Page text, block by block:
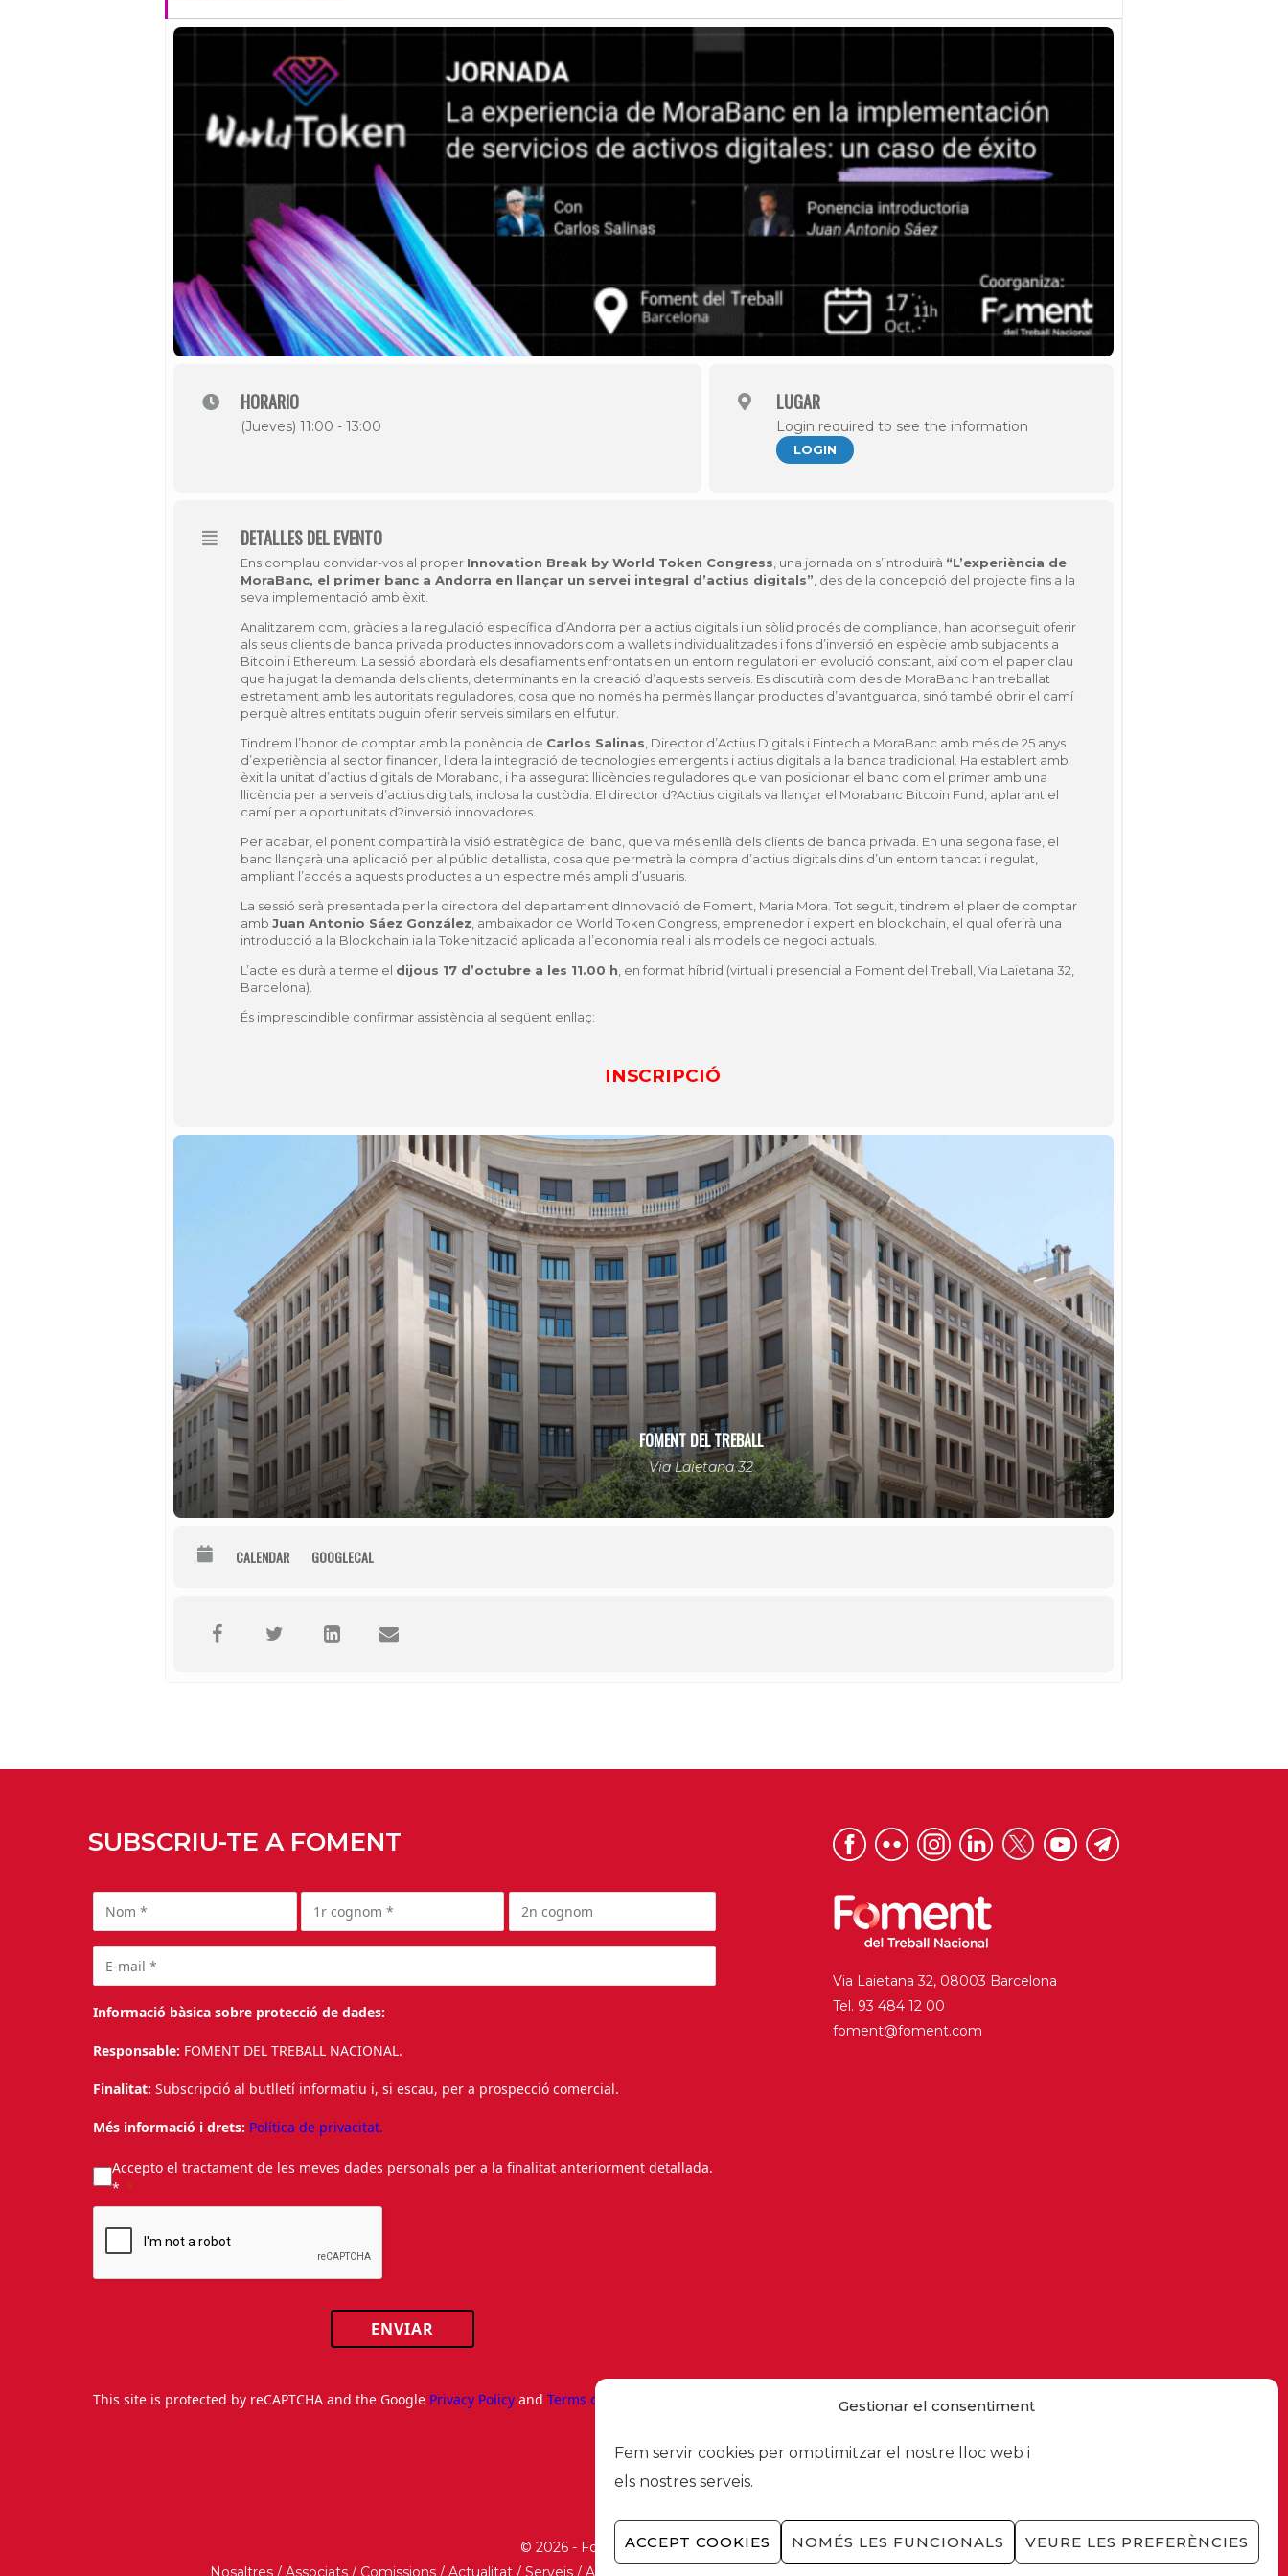
Gestionar el consentiment
Fem servir cookies per omptimitzar el nostre lloc web i
els nostres serveis.
ACCEPT COOKIES NOMÉS LES FUNCIONALS VEURE LES PREFERÈNCIES
Història
Galeria de Presidents
Biblioteca Arxiu
Seu Social
HORARIO
(Jueves) 11:00 - 13:00
LUGAR
Login required to see the information
LOGIN
DETALLES DEL EVENTO
Ens complau convidar-vos al proper Innovation Break by World Token Congress , una jornada on s’introduirà “L’experiència de
MoraBanc, el primer banc a Andorra en llançar un servei integral d’actius digitals” , des de la concepció del projecte fins a la
seva implementació amb èxit.
Analitzarem com, gràcies a la regulació específica d’Andorra per a actius digitals i un sòlid procés de compliance, han aconseguit oferir
als seus clients de banca privada productes innovadors com a wallets individualitzades i fons d’inversió en espècie amb subjacents a
Bitcoin i Ethereum. La sessió abordarà els desafiaments enfrontats en un entorn regulatori en evolució constant, així com el paper clau
que ha jugat la demanda dels clients, determinants en la creació d’aquests serveis. Es discutirà com des de MoraBanc han treballat
estretament amb les autoritats reguladores, cosa que no només ha permès llançar productes d’avantguarda, sinó també obrir el camí
perquè altres entitats puguin oferir serveis similars en el futur.
Tindrem l’honor de comptar amb la ponència de Carlos Salinas , Director d’Actius Digitals i Fintech a MoraBanc amb més de 25 anys
d’experiència al sector financer, lidera la integració de tecnologies emergents i actius digitals a la banca tradicional. Ha establert amb
èxit la unitat d’actius digitals de Morabanc, i ha assegurat llicències reguladores que van posicionar el banc com el primer amb una
llicència per a serveis d’actius digitals, inclosa la custòdia. El director d?Actius digitals va llançar el Morabanc Bitcoin Fund, aplanant el
camí per a oportunitats d?inversió innovadores.
Per acabar, el ponent compartirà la visió estratègica del banc, que va més enllà dels clients de banca privada. En una segona fase, el
banc llançarà una aplicació per al públic detallista, cosa que permetrà la compra d’actius digitals dins d’un entorn tancat i regulat,
ampliant l’accés a aquests productes a un espectre més ampli d’usuaris.
La sessió serà presentada per la directora del departament dInnovació de Foment, Maria Mora. Tot seguit, tindrem el plaer de comptar
amb Juan Antonio Sáez González , ambaixador de World Token Congress, emprenedor i expert en blockchain, el qual oferirà una
introducció a la Blockchain ia la Tokenització aplicada a l’economia real i als models de negoci actuals.
L’acte es durà a terme el dijous 17 d’octubre a les 11.00 h , en format híbrid (virtual i presencial a Foment del Treball, Via Laietana 32,
Barcelona).
És imprescindible confirmar assistència al següent enllaç:
INSCRIPCIÓ
FOMENT DEL TREBALL
Via Laietana 32
CALENDAR GOOGLECAL
SUBSCRIU-TE A FOMENT
Informació bàsica sobre protecció de dades:
Responsable: FOMENT DEL TREBALL NACIONAL.
Finalitat: Subscripció al butlletí informatiu i, si escau, per a prospecció comercial.
Més informació i drets: Política de privacitat.
Accepto el tractament de les meves dades personals per a la finalitat anteriorment detallada.
*
ENVIAR
This site is protected by reCAPTCHA and the Google Privacy Policy andTerms of Service
Via Laietana 32, 08003 Barcelona
Tel. 93 484 12 00
foment@foment.com
© 2026 - Foment del Treball Nacional
Nosaltres/ Associats/ Comissions/ Actualitat/ Serveis/ Avís legal